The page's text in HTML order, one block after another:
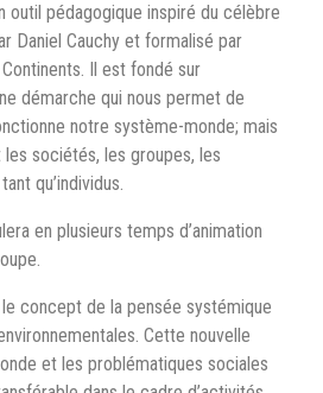
outil pédagogique inspiré du célèbre
Daniel Cauchy et formalisé par
Il est fondé sur
démarche qui nous permet de
notre système-monde; mais
sociétés, les groupes, les
qu’individus.
en plusieurs temps d’animation
concept de la pensée systémique
Cette nouvelle
et les problématiques sociales